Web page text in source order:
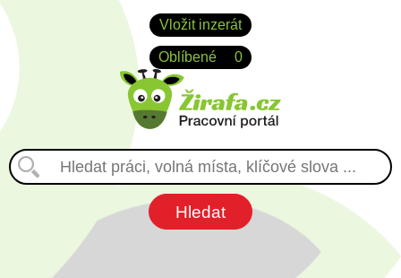
Vložit inzerát
Oblíbené 0